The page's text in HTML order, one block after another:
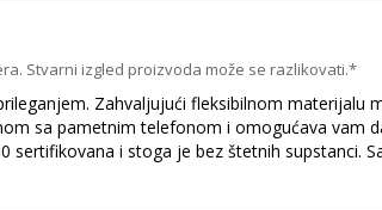
Stvarni izgled proizvoda može se razlikovati.*
Zahvaljujući fleksibilnom
sa pametnim telefonom i omogućava vam
i stoga je bez štetnih supstanci.